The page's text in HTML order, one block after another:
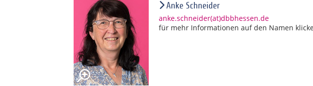
Anke Schneider
anke.schneider(at)dbbhessen.de
für mehr Informationen auf den Namen